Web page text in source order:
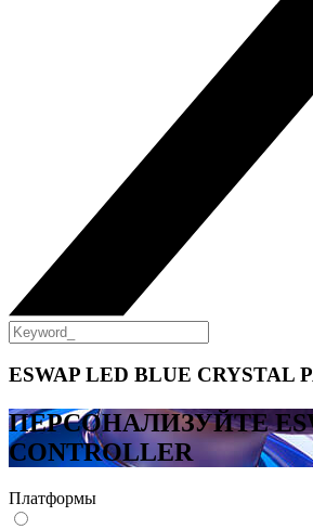
ESWAP LED BLUE CRYSTAL
ПЕРСОНАЛИЗУЙТЕ
CONTROLLER
Платформы